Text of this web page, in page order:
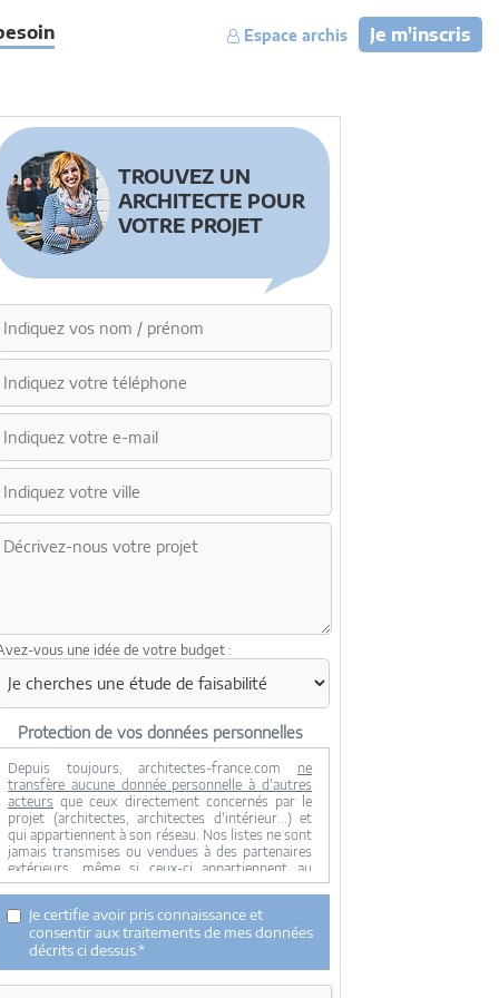
Je m'inscris
Espace archis
TROUVEZ UN
ARCHITECTE POUR
VOTRE PROJET
vous une idée de votre budget :
Protection de vos données personnelles
Depuis toujours, architectes-france.com ne
transfère aucune donnée personnelle à d'autres
acteurs que ceux directement concernés par le
projet (architectes, architectes d'intérieur...) et
qui appartiennent à son réseau. Nos listes ne sont
jamais transmises ou vendues à des partenaires
extérieurs, même si ceux-ci appartiennent au
domaine de la construction.
effectuée qu'avec votre consentement.
Je consens à ce que mes données personnelles
soient collectées pour permettre à architectes-
france de transférer votre projet aux architectes.
Seul Architectes-france, ses équipes internes et la
Je certifie avoir pris connaissance et
consentir aux traitements de mes données
décrits ci dessus.*